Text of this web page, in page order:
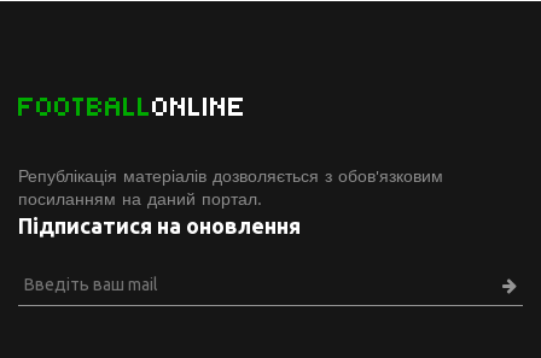
FOOTBALLONLINE
Републікація матеріалів дозволяється з обов'язковим
посиланням на даний портал.
Підписатися на оновлення